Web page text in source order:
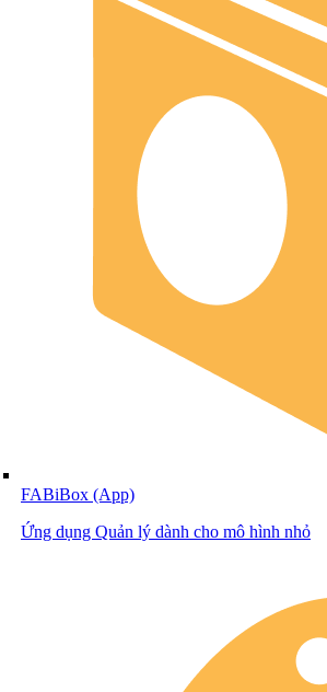
FABiBox (App)
Ứng dụng Quản lý dành cho mô hình nhỏ